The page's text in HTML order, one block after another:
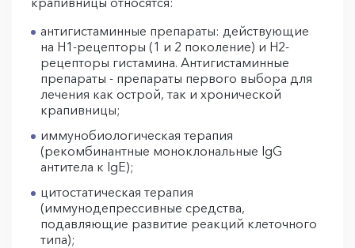
антигистаминные препараты: действующие
на Н1-рецепторы (1 и 2 поколение) и Н2-
рецепторы гистамина. Антигистаминные
препараты - препараты первого выбора для
лечения как острой, так и хронической
крапивницы;
иммунобиологическая терапия
(рекомбинантные моноклональные IgG
антитела к IgE);
цитостатическая терапия
(иммунодепрессивные средства,
подавляющие развитие реакций клеточного
типа);